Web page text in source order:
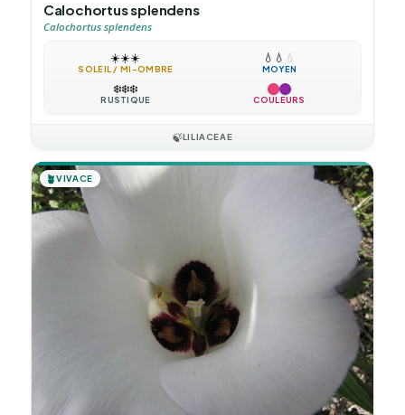
Calochortus splendens
Calochortus splendens
☀️☀️☀️
SOLEIL / MI-OMBRE
💧 💧 💧
MOYEN
❄️❄️❄️
RUSTIQUE COULEURS
🍃LILIACEAE
🪴VIVACE